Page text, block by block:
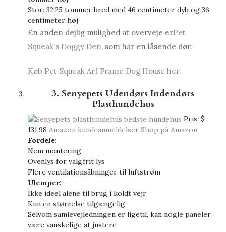
Stor: 32,25 tommer bred med 46 centimeter dyb og 36
centimeter høj
En anden dejlig mulighed at overveje erPet
Squeak's Doggy Den, som har en låsende dør.
Køb Pet Squeak Arf Frame Dog House her.
3. Senyepets Udendørs Indendørs
Plasthundehus
Pris: $
131,98 Amazon kundeanmeldelser Shop på Amazon
Fordele:
Nem montering
Ovenlys for valgfrit lys
Flere ventilationsåbninger til luftstrøm
Ulemper:
Ikke ideel alene til brug i koldt vejr
Kun en størrelse tilgængelig
Selvom samlevejledningen er ligetil, kan nogle paneler
være vanskelige at justere